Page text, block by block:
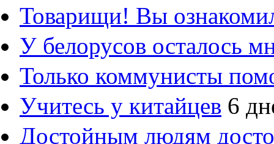
Товарищи! Вы
У белорусов осталось
Только коммунисты
Учитесь у китайцев 6
Достойным людям